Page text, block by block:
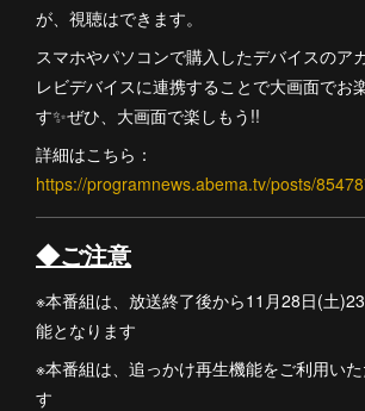
が、視聴はできます。
スマホやパソコンで購入したデバイスのア
レビデバイスに連携することで大画面でお
す✨ぜひ、大画面で楽しもう!!
詳細はこちら：
https://programnews.abema.tv/posts/
◆ご注意
※本番組は、放送終了後から11月28日(土
能となります
※本番組は、追っかけ再生機能をご利用い
す